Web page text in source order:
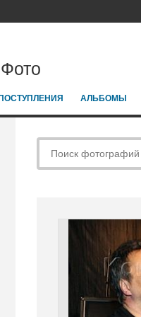
Фото
АЛЬБОМЫ